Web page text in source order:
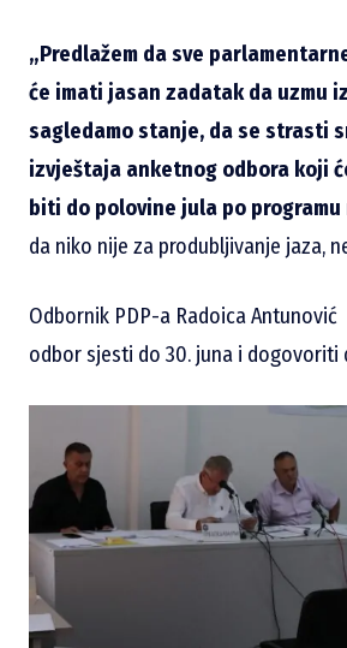
„Predlažem da sve
će imati jasan zadatak da uzmu
sagledamo stanje, da se strasti
izvještaja anketnog odbora koji
biti do polovine jula po programu
da niko nije za produbljivanje jaza,
Odbornik PDP-a Radoica
odbor sjesti do 30. juna i dogovoriti